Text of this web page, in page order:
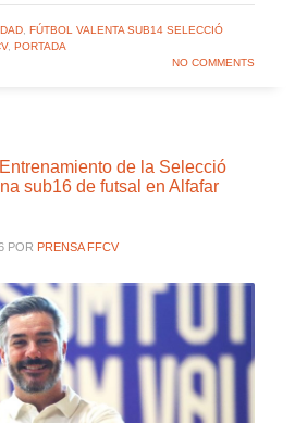
, FÚTBOL VALENTA SUB14 SELECCIÓ
, PORTADA
NO COMMENTS
de la Selecció
sub16 de futsal en Alfafar
POR PRENSA FFCV